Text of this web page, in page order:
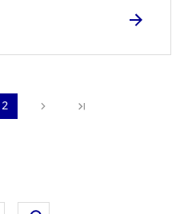
précédente
2 Page suivante